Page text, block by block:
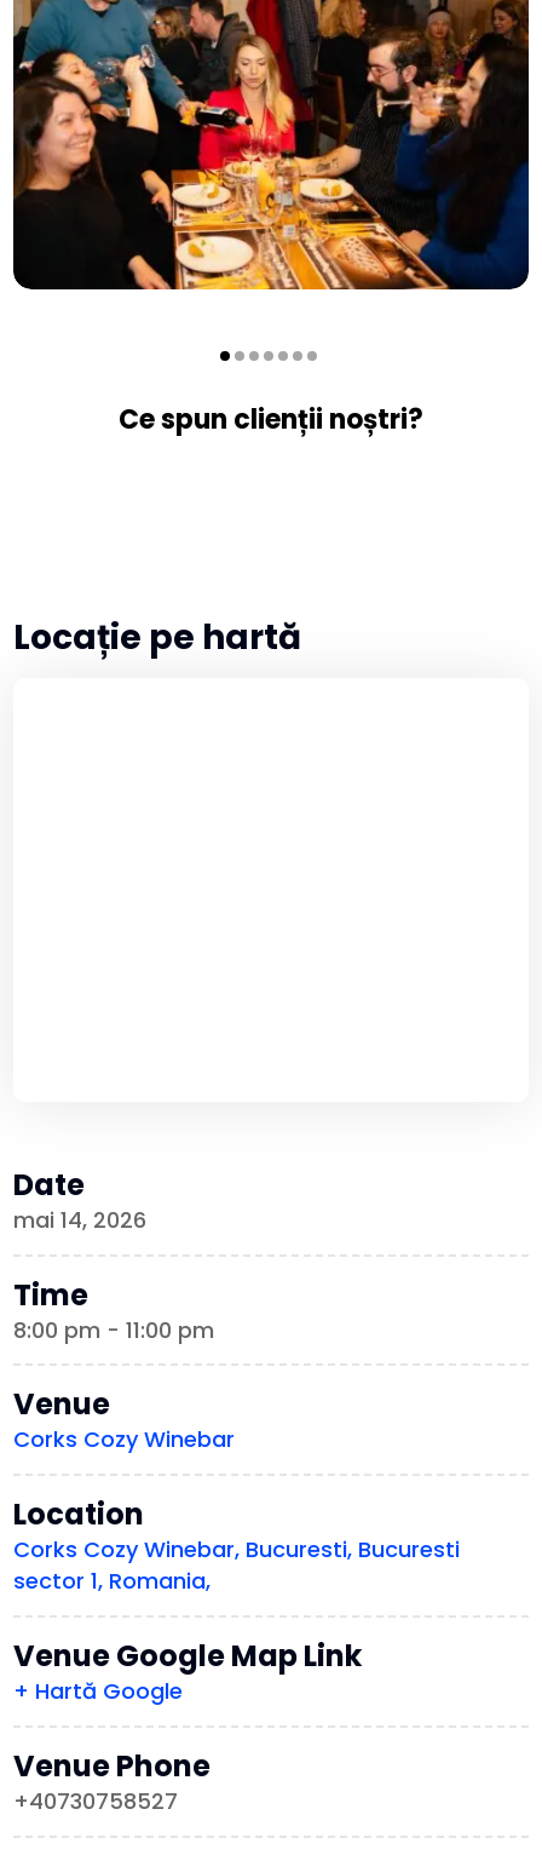
Ce spun clienții noștri?
Locație pe hartă
Date
mai 14, 2026
Time
8:00 pm - 11:00 pm
Venue
Corks Cozy Winebar
Location
Corks Cozy Winebar, Bucuresti, Bucuresti
sector 1, Romania,
Venue Google Map Link
+ Hartă Google
Venue Phone
+40730758527